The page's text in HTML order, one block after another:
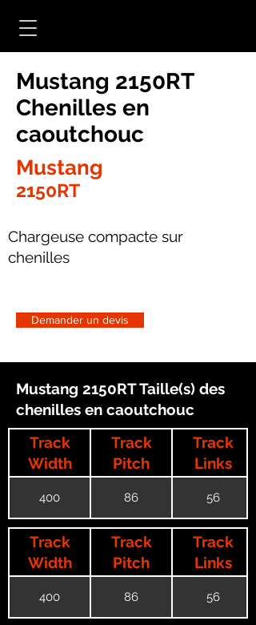
Mustang 2150RT
Chenilles en
caoutchouc
Mustang
2150RT
Chargeuse compacte sur
chenilles
Demander un devis
Mustang 2150RT Taille(s) des
chenilles en caoutchouc
Track
Width
Track
Pitch
Track
Links
400 86 56
Track
Width
Track
Pitch
Track
Links
400 86 56